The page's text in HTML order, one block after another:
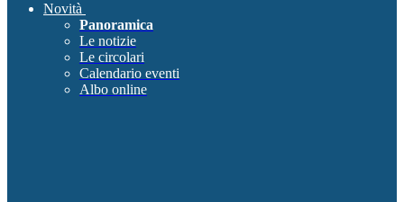
Novità
Panoramica
Le notizie
Le circolari
Calendario eventi
Albo online